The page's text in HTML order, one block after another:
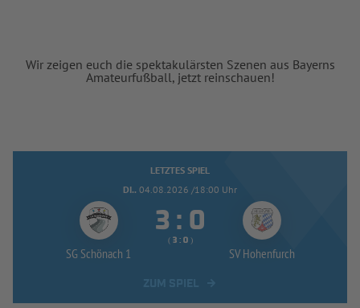
Wir zeigen euch die spektakulärsten Szenen aus Bayerns
Amateurfußball, jetzt reinschauen!
LETZTES SPIEL
DI.. 04.08.2026 /18:00 Uhr
SG Schönach 1
 : 
(  :  )
SV Hohenfurch